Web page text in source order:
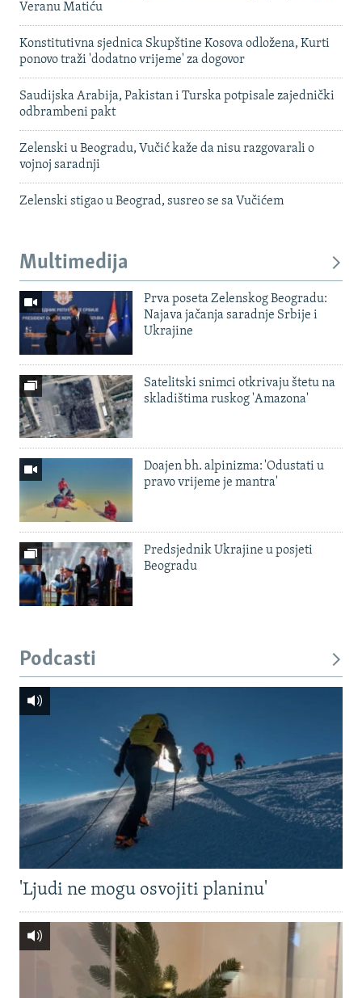
Veranu Matiću
Konstitutivna sjednica Skupštine Kosova odložena, Kurti
ponovo traži 'dodatno vrijeme' za dogovor
Saudijska Arabija, Pakistan i Turska potpisale zajednički
odbrambeni pakt
Zelenski u Beogradu, Vučić kaže da nisu razgovarali o
vojnoj saradnji
Zelenski stigao u Beograd, susreo se sa Vučićem
Multimedija
Prva poseta Zelenskog Beogradu:
Najava jačanja saradnje Srbije i
Ukrajine
Satelitski snimci otkrivaju štetu na
skladištima ruskog 'Amazona'
Doajen bh. alpinizma: 'Odustati u
pravo vrijeme je mantra'
Predsjednik Ukrajine u posjeti
Beogradu
Podcasti
'Ljudi ne mogu osvojiti planinu'